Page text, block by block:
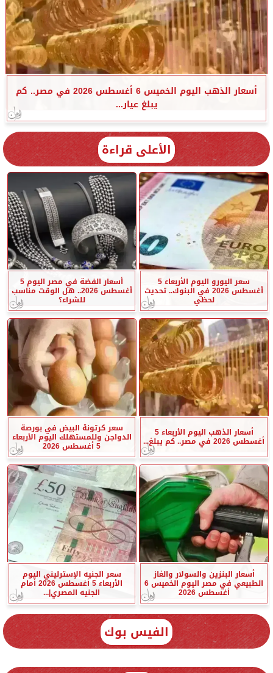
أسعار الذهب اليوم الخميس 6 أغسطس 2026 في مصر.. كم
يبلغ عيار...
الأعلى قراءة
سعر اليورو اليوم الأربعاء 5
أغسطس 2026 في البنوك.. تحديث
لحظي
أسعار الفضة في مصر اليوم 5
أغسطس 2026.. هل الوقت مناسب
للشراء؟
أسعار الذهب اليوم الأربعاء 5
أغسطس 2026 في مصر.. كم يبلغ...
سعر كرتونة البيض في بورصة
الدواجن وللمستهلك اليوم الأربعاء
5 أغسطس 2026
أسعار البنزين والسولار والغاز
الطبيعي في مصر اليوم الخميس 6
أغسطس 2026
سعر الجنيه الإسترليني اليوم
الأربعاء 5 أغسطس 2026 أمام
الجنيه المصري|...
الفيس بوك